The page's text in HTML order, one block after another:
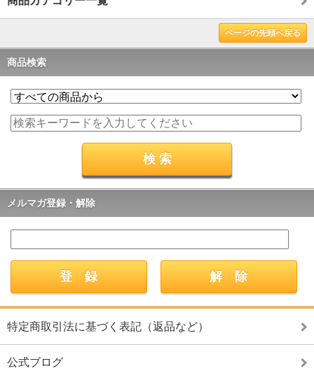
ページの先頭へ戻る
商品検索
メルマガ登録・解除
特定商取引法に基づく表記（返品など）
公式ブログ